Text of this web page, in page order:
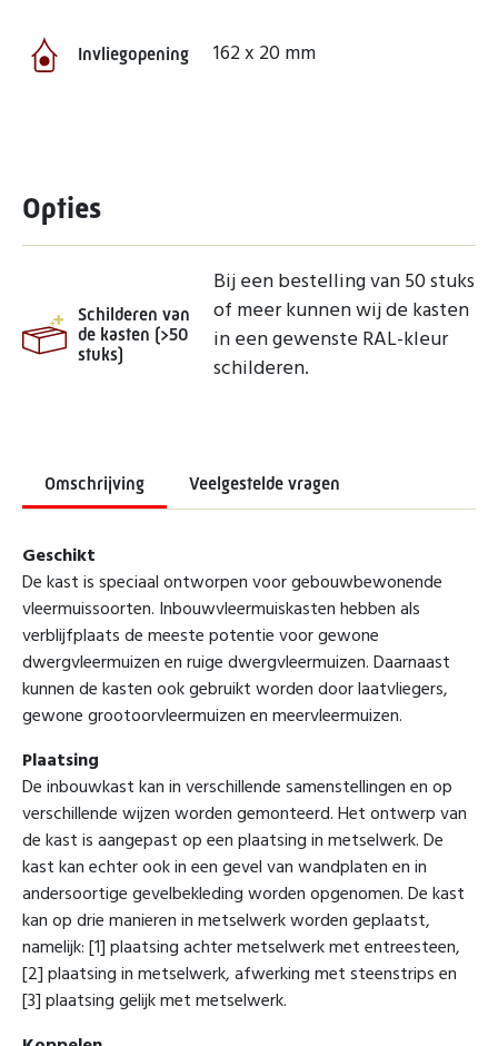
Invliegopening 162 x 20 mm
Opties
Schilderen van
de kasten (>50
stuks)
Bij een bestelling van 50 stuks
of meer kunnen wij de kasten
in een gewenste RAL-kleur
schilderen.
Omschrijving Veelgestelde vragen
Geschikt
De kast is speciaal ontworpen voor gebouwbewonende
vleermuissoorten. Inbouwvleermuiskasten hebben als
verblijfplaats de meeste potentie voor gewone
dwergvleermuizen en ruige dwergvleermuizen. Daarnaast
kunnen de kasten ook gebruikt worden door laatvliegers,
gewone grootoorvleermuizen en meervleermuizen.
Plaatsing
De inbouwkast kan in verschillende samenstellingen en op
verschillende wijzen worden gemonteerd. Het ontwerp van
de kast is aangepast op een plaatsing in metselwerk. De
kast kan echter ook in een gevel van wandplaten en in
andersoortige gevelbekleding worden opgenomen. De kast
kan op drie manieren in metselwerk worden geplaatst,
namelijk: [1] plaatsing achter metselwerk met entreesteen,
[2] plaatsing in metselwerk, afwerking met steenstrips en
[3] plaatsing gelijk met metselwerk.